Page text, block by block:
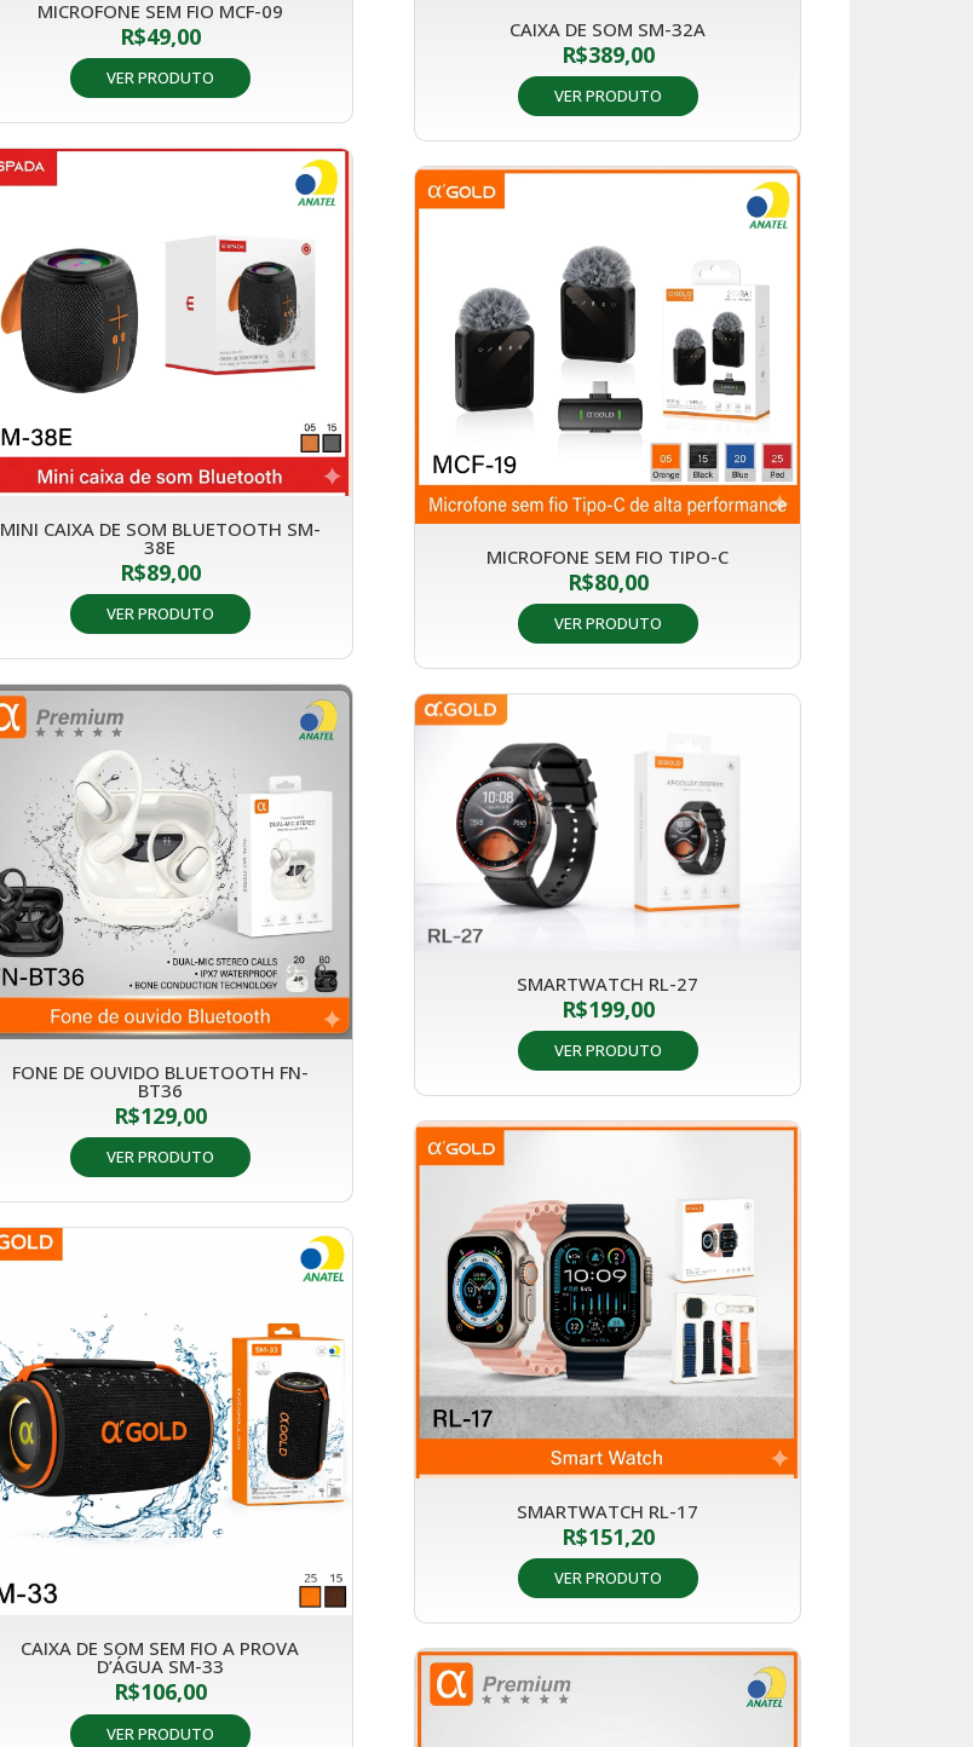
MICROFONE SEM FIO MCF-09
R$49,00
VER PRODUTO
CAIXA DE SOM SM-32A
R$389,00
VER PRODUTO
MINI CAIXA DE SOM BLUETOOTH SM-
38E
R$89,00
VER PRODUTO
MICROFONE SEM FIO TIPO-C
R$80,00
VER PRODUTO
FONE DE OUVIDO BLUETOOTH FN-
BT36
R$129,00
VER PRODUTO
SMARTWATCH RL-27
R$199,00
VER PRODUTO
CAIXA DE SOM SEM FIO A PROVA
D’ÁGUA SM-33
R$106,00
VER PRODUTO
SMARTWATCH RL-17
R$151,20
VER PRODUTO